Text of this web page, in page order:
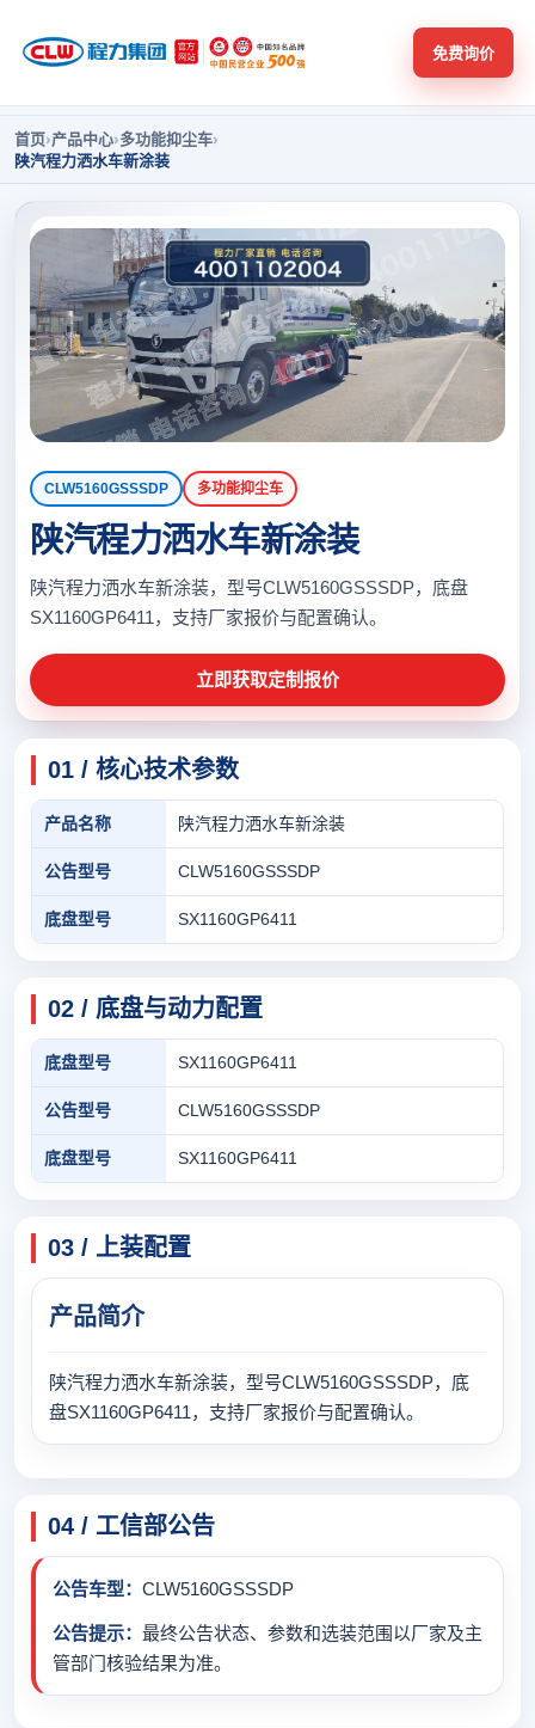
免费询价
首页›产品中心›多功能抑尘车›
陕汽程力洒水车新涂装
CLW5160GSSSDP 多功能抑尘车
陕汽程力洒水车新涂装
陕汽程力洒水车新涂装，型号CLW5160GSSSDP，底盘
SX1160GP6411，支持厂家报价与配置确认。
立即获取定制报价
01 / 核心技术参数
产品名称 陕汽程力洒水车新涂装
公告型号 CLW5160GSSSDP
底盘型号 SX1160GP6411
02 / 底盘与动力配置
底盘型号 SX1160GP6411
公告型号 CLW5160GSSSDP
底盘型号 SX1160GP6411
03 / 上装配置
产品简介
陕汽程力洒水车新涂装，型号CLW5160GSSSDP，底
盘SX1160GP6411，支持厂家报价与配置确认。
04 / 工信部公告
公告车型： CLW5160GSSSDP
公告提示： 最终公告状态、参数和选装范围以厂家及主
管部门核验结果为准。